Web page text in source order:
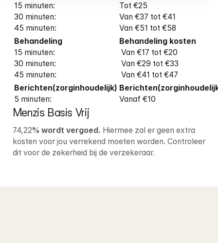
15 minuten:
30 minuten:
45 minuten:
Tot €25
Van €37 tot €41
Van €51 tot €58
15 minuten:
30 minuten:
45 minuten:
Van €41 tot €47
5 minuten:
Vanaf €10
Menzis Basis Vrij
74,22% wordt vergoed. Hiermee zal er geen extra
kosten voor jou verrekend moeten worden. Controleer
dit voor de zekerheid bij de verzekeraar.